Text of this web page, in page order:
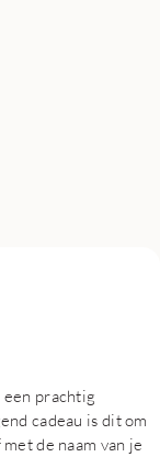
prachtig
cadeau is dit om
de naam van je